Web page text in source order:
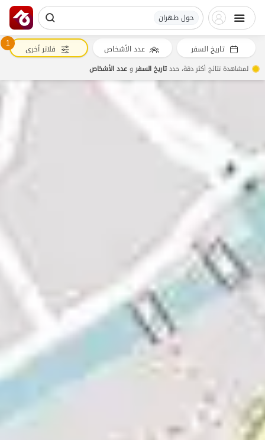
حول طهران
تاريخ السفر عدد الأشخاص 1 فلاتر أخرى
لمشاهدة نتائج أكثر دقة، حددتاريخ السفروعدد الأشخاص